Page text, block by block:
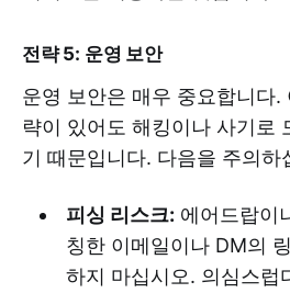
전략 5: 운영 보안
운영 보안은 매우 중요합니다.
략이 있어도 해킹이나 사기로
기 때문입니다. 다음을 주의하
피싱 리스크: 에어드랍이
칭한 이메일이나 DM의
하지 마십시오. 의심스럽